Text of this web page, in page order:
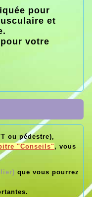
pour
et
votre
ou pédestre),
"Conseils", vous
que vous pourrez